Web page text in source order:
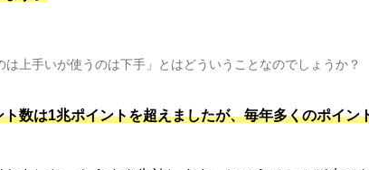
上手いが使うのは下手」とはどういうことなのでしょうか？
数は1兆ポイントを超えましたが、毎年多くのポイン